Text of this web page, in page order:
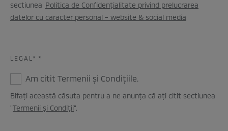
sectiunea Politica de Confidențialitate privind prelucrarea
datelor cu caracter personal – website & social media
LEGAL* *
Am citit Termenii și Condițiile.
Bifați această căsuta pentru a ne anunța că ați citit sectiunea
"Termenii și Condiții".